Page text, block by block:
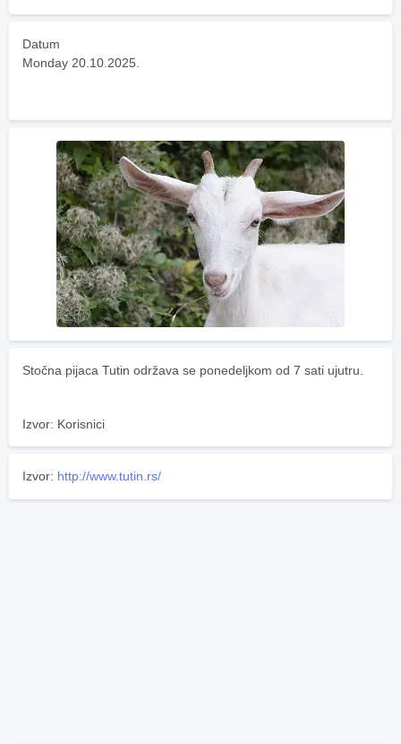
Datum
Monday 20.10.2025.
Stočna pijaca Tutin održava se ponedeljkom od 7 sati ujutru.
Izvor: Korisnici
Izvor: http://www.tutin.rs/